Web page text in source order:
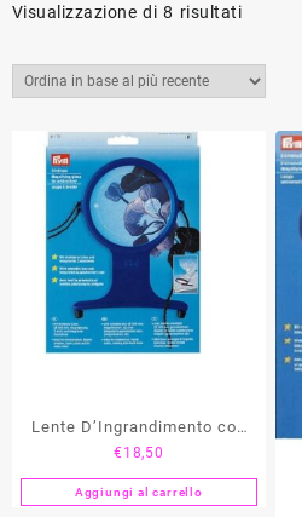
Visualizzazione di 8 risultatiOrdina
base
recente
Lente D’Ingrandimento con
Cordino PRYM
€ 18,50
Aggiungi al carrello